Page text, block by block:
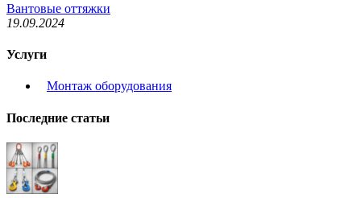
Вантовые оттяжки
19.09.2024
Услуги
Монтаж оборудования
Последние статьи